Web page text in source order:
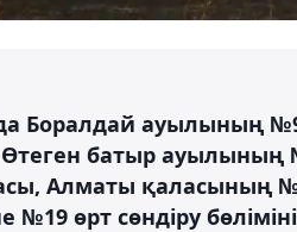
Боралдай ауылының №9
батыр ауылының
Алматы қаласының
№19 өрт сөндіру